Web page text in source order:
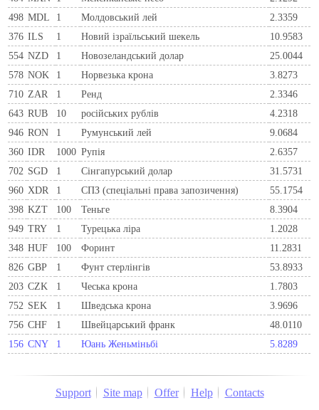
498 MDL 1 Молдовський лей
2.3359
376 ILS 1 Новий ізраїльський шекель
10.9583
554 NZD 1 Новозеландський долар
25.0044
578 NOK 1 Норвезька крона
3.8273
710 ZAR 1 Ренд
2.3346
643 RUB 10 російських рублів
4.2318
946 RON 1 Румунський лей
9.0684
360 IDR 1000 Рупія
2.6357
702 SGD 1 Сінгапурський долар
31.5731
960 XDR 1 СПЗ (спеціальні права запозичення)
55.1754
398 KZT 100 Теньге
8.3904
949 TRY 1 Турецька ліра
1.2028
348 HUF 100 Форинт
11.2831
826 GBP 1 Фунт стерлінгів
53.8933
203 CZK 1 Чеська крона
1.7803
752 SEK 1 Шведська крона
3.9696
756 CHF 1 Швейцарський франк
48.0110
156 CNY 1 Юань Женьміньбі 5.8289
Support Site map Offer Help Contacts